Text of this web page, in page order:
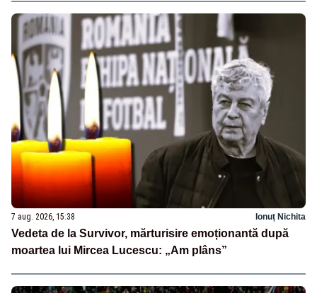
7 aug. 2026, 15:38 Ionuț Nichita
Vedeta de la Survivor, mărturisire emoționantă după
moartea lui Mircea Lucescu: „Am plâns”